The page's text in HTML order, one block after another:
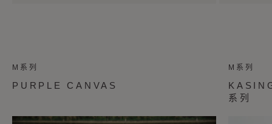
M系列
PURPLE CANVAS
M系列
系列